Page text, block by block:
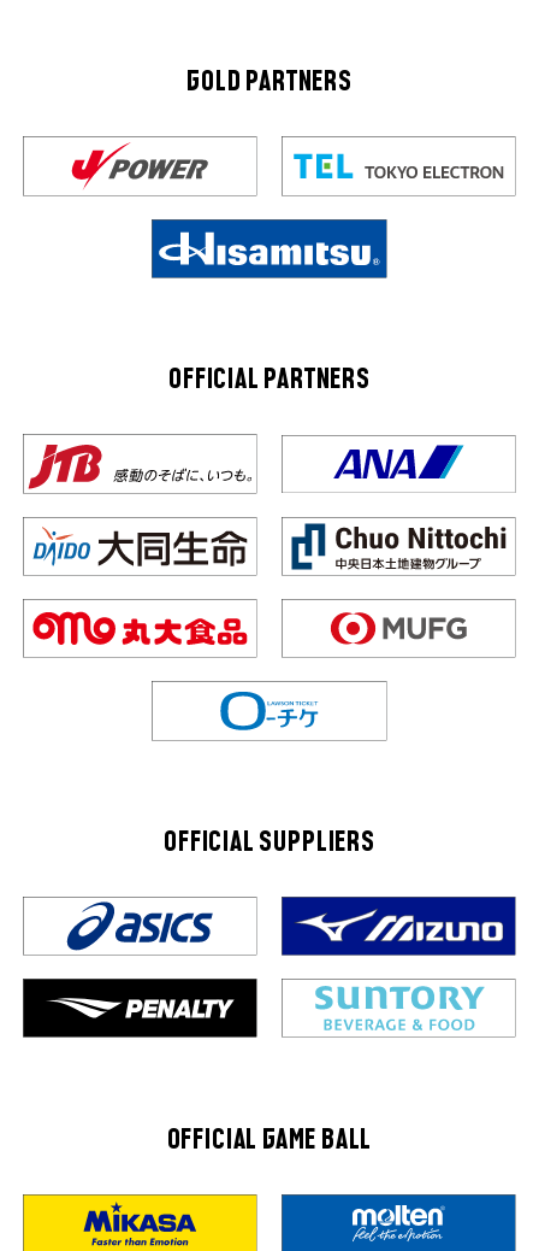
GOLD PARTNERS
OFFICIAL PARTNERS
OFFICIAL SUPPLIERS
OFFICIAL GAME BALL